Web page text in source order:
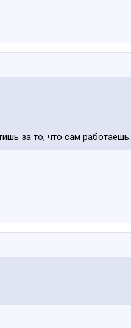
за то, что сам работаешь.